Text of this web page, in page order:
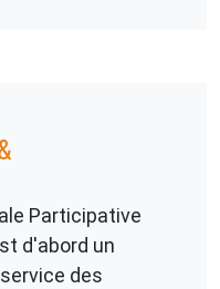
Participative
d'abord un
des